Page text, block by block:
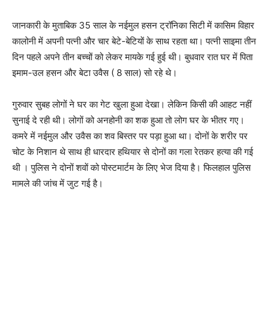
जानकारी के मुताबिक 35 साल के नईमुल हसन ट्रॉनिका सिटी में कासिम विहार
कालोनी में अपनी पत्नी और चार बेटे-बेटियों के साथ रहता था। पत्नी साइमा तीन
दिन पहले अपने तीन बच्चों को लेकर मायके गई हुई थी। बुधवार रात घर में पिता
इमाम-उल हसन और बेटा उवैस ( 8 साल) सो रहे थे।
गुरुवार सुबह लोगों ने घर का गेट खुला हुआ देखा। लेकिन किसी की आहट नहीं
सुनाई दे रही थी। लोगों को अनहोनी का शक हुआ तो लोग घर के भीतर गए।
कमरे में नईमुल और उवैस का शव बिस्तर पर पड़ा हुआ था। दोनों के शरीर पर
चोट के निशान थे साथ ही धारदार हथियार से दोनों का गला रेतकर हत्या की गई
थी । पुलिस ने दोनों शवों को पोस्टमार्टम के लिए भेज दिया है। फिलहाल पुलिस
मामले की जांच में जुट गई है।